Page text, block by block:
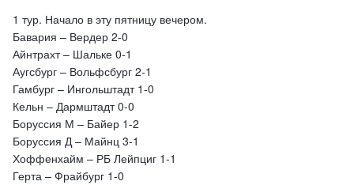
1 тур. Начало в эту пятницу вечером.
Бавария – Вердер 2-0
Айнтрахт – Шальке 0-1
Аугсбург – Вольфсбург 2-1
Гамбург – Ингольштадт 1-0
Кельн – Дармштадт 0-0
Боруссия М – Байер 1-2
Боруссия Д – Майнц 3-1
Хоффенхайм – РБ Лейпциг 1-1
Герта – Фрайбург 1-0